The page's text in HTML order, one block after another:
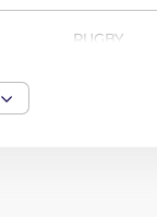
RUGBY